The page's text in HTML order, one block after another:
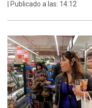
| Publicado a las: 14:12